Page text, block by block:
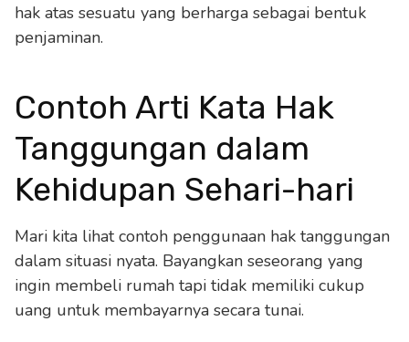
hak atas sesuatu yang berharga sebagai bentuk
penjaminan.
Contoh Arti Kata Hak
Tanggungan dalam
Kehidupan Sehari-hari
Mari kita lihat contoh penggunaan hak tanggungan
dalam situasi nyata. Bayangkan seseorang yang
ingin membeli rumah tapi tidak memiliki cukup
uang untuk membayarnya secara tunai.